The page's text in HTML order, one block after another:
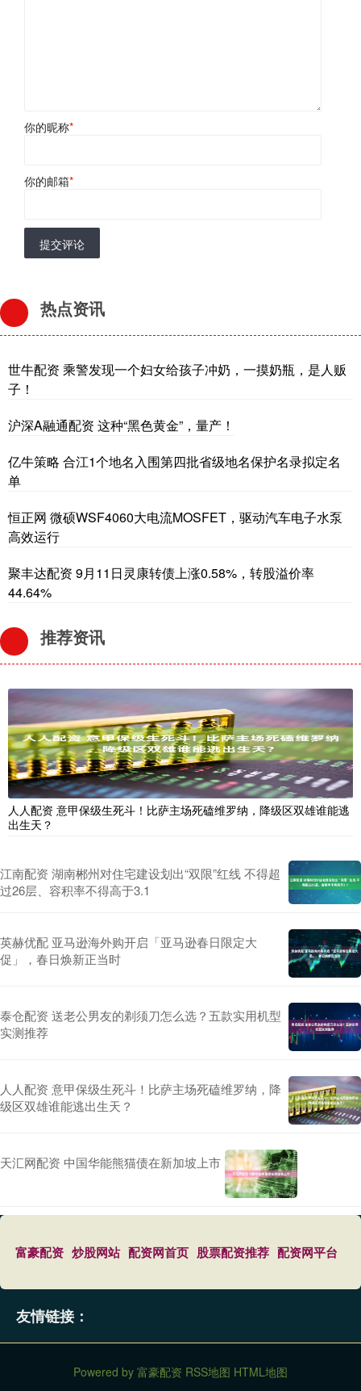
你的昵称*
你的邮箱*
提交评论
热点资讯
世牛配资 乘警发现一个妇女给孩子冲奶，一摸奶瓶，是人贩
子！
沪深A融通配资 这种“黑色黄金”，量产！
亿牛策略 合江1个地名入围第四批省级地名保护名录拟定名
单
恒正网 微硕WSF4060大电流MOSFET，驱动汽车电子水泵
高效运行
聚丰达配资 9月11日灵康转债上涨0.58%，转股溢价率
44.64%
推荐资讯
人人配资 意甲保级生死斗！比萨主场死磕维罗纳，降级区双雄谁能逃
出生天？
江南配资 湖南郴州对住宅建设划出“双限”红线 不得超
过26层、容积率不得高于3.1
英赫优配 亚马逊海外购开启「亚马逊春日限定大
促」，春日焕新正当时
泰仓配资 送老公男友的剃须刀怎么选？五款实用机型
实测推荐
人人配资 意甲保级生死斗！比萨主场死磕维罗纳，降
级区双雄谁能逃出生天？
天汇网配资 中国华能熊猫债在新加坡上市
富豪配资 炒股网站 配资网首页 股票配资推荐 配资网平台
友情链接：
Powered by 富豪配资 RSS地图 HTML地图